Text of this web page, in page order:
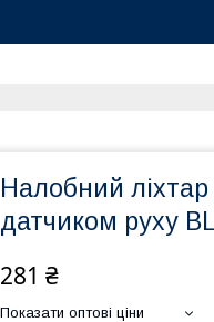
Налобний
датчиком руху
281 ₴
Показати оптові ціни